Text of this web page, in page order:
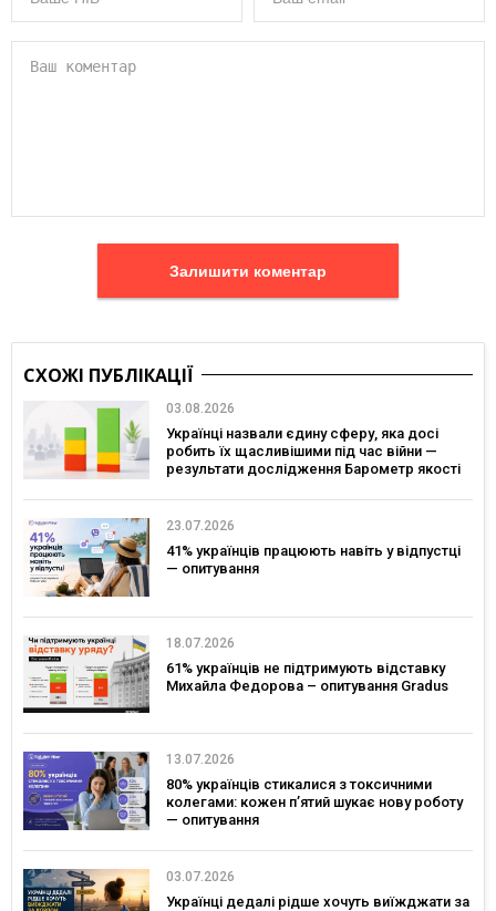
Залишити коментар
СХОЖІ ПУБЛІКАЦІЇ
03.08.2026
Українці назвали єдину сферу, яка досі
робить їх щасливішими під час війни —
результати дослідження Барометр якості
23.07.2026
41% українців працюють навіть у відпустці
— опитування
18.07.2026
61% українців не підтримують відставку
Михайла Федорова – опитування Gradus
13.07.2026
80% українців стикалися з токсичними
колегами: кожен п’ятий шукає нову роботу
— опитування
03.07.2026
Українці дедалі рідше хочуть виїжджати за